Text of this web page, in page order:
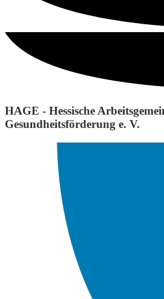
HAGE - Hessische
Gesundheitsförderung e. V.